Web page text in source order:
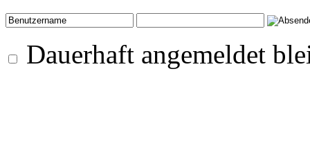
Dauerhaft angemeldet